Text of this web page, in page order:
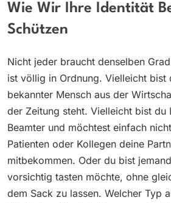
Wie Wir Ihre Identität
Schützen
Nicht jeder braucht denselben
ist völlig in Ordnung. Vielleicht bist
bekannter Mensch aus der
der Zeitung steht. Vielleicht bist du
Beamter und möchtest einfach
Patienten oder Kollegen deine
mitbekommen. Oder du bist
vorsichtig tasten möchte, ohne
dem Sack zu lassen. Welcher Typ